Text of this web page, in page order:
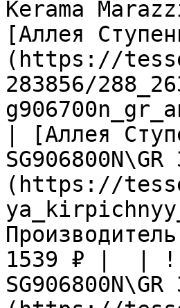
Kerama
[Аллея
(https://
283856/
| [Аллея
SG906800N\GR
(https://
1539 ₽ |  |
SG906800N\GR